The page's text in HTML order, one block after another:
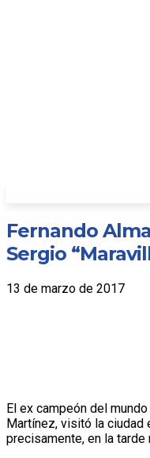
Fernando
Sergio
13 de marzo de 2017
El ex campeón del
Martínez, visitó la ciudad
precisamente, en la